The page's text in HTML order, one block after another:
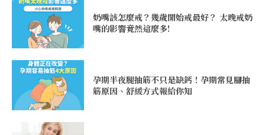
奶嘴該怎麼戒？幾歲開始戒最好？ 太晚戒奶
嘴的影響竟然這麼多!
孕期半夜腿抽筋不只是缺鈣！孕期常見腳抽
筋原因、舒緩方式報給你知